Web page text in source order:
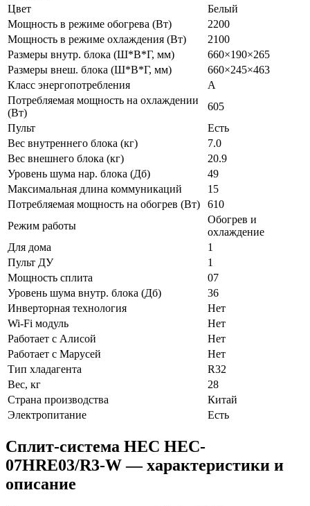
Цвет
Белый
Мощность в режиме обогрева (Вт)
2200
Мощность в режиме охлаждения (Вт)
2100
Размеры внутр. блока (Ш*В*Г, мм)
660×190×265
Размеры внеш. блока (Ш*В*Г, мм)
660×245×463
Класс энергопотребления
A
Потребляемая мощность на охлаждении
(Вт)
605
Пульт
Есть
Вес внутреннего блока (кг)
7.0
Вес внешнего блока (кг)
20.9
Уровень шума нар. блока (Дб)
49
Максимальная длина коммуникаций
15
Потребляемая мощность на обогрев (Вт)
610
Режим работы
Обогрев и
охлаждение
Для дома
1
Пульт ДУ
1
Мощность сплита
07
Уровень шума внутр. блока (Дб)
36
Инверторная технология
Нет
Wi-Fi модуль
Нет
Работает с Алисой
Нет
Работает с Марусей
Нет
Тип хладагента
R32
Вес, кг
28
Страна производства
Китай
Электропитание
Есть
Сплит-система HEC HEC-
07HRE03/R3-W — характеристики и
описание